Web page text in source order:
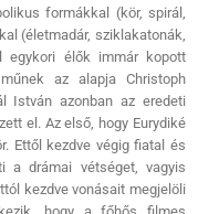
formákkal (kör, spirál,
(életmadár, sziklakatonák,
egykori élők immár kopott
az alapja Christoph
István azonban az eredeti
el. Az első, hogy Eurydiké
Ettől kezdve végig fiatal és
a drámai vétséget, vagyis
kezdve vonásait megjelöli